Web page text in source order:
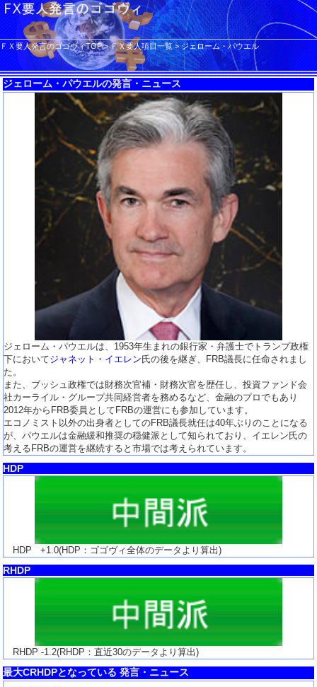
ＦＸ要人発言のゴゴヴィTOP>ＦＸ要人項目一覧>ジェローム・パウエル
ジェローム・パウエルの発言・ニュース
ジェローム・パウエルは、1953年生まれの銀行家・弁護士でトランプ政権
下においてジャネット・イエレン氏の後を継ぎ、FRB議長に任命されまし
た。
また、ブッシュ政権では財務次官補・財務次官を歴任し、投資ファンド会
社カーライル・グループ共同経営者を務めるなど、金融のプロでもあり
2012年からFRB委員としてFRBの運営にも参加しています。
エコノミスト以外の出身者としてのFRB議長就任は40年ぶりのことになる
が、パウエルは金融緩和推奨の穏健派として知られており、イエレン氏の
考えるFRBの運営を継続すると市場では考えられています。
HDP
HDP+1.0(HDP：ゴゴヴィ全体のデータより算出)
RHDP
RHDP-1.2(RHDP：直近30のデータより算出)
最大CRHDPとなっている 発言・ニュース